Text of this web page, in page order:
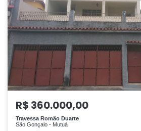
R$ 360.000,00
Travessa Romão Duarte
São Gonçalo - Mutuá